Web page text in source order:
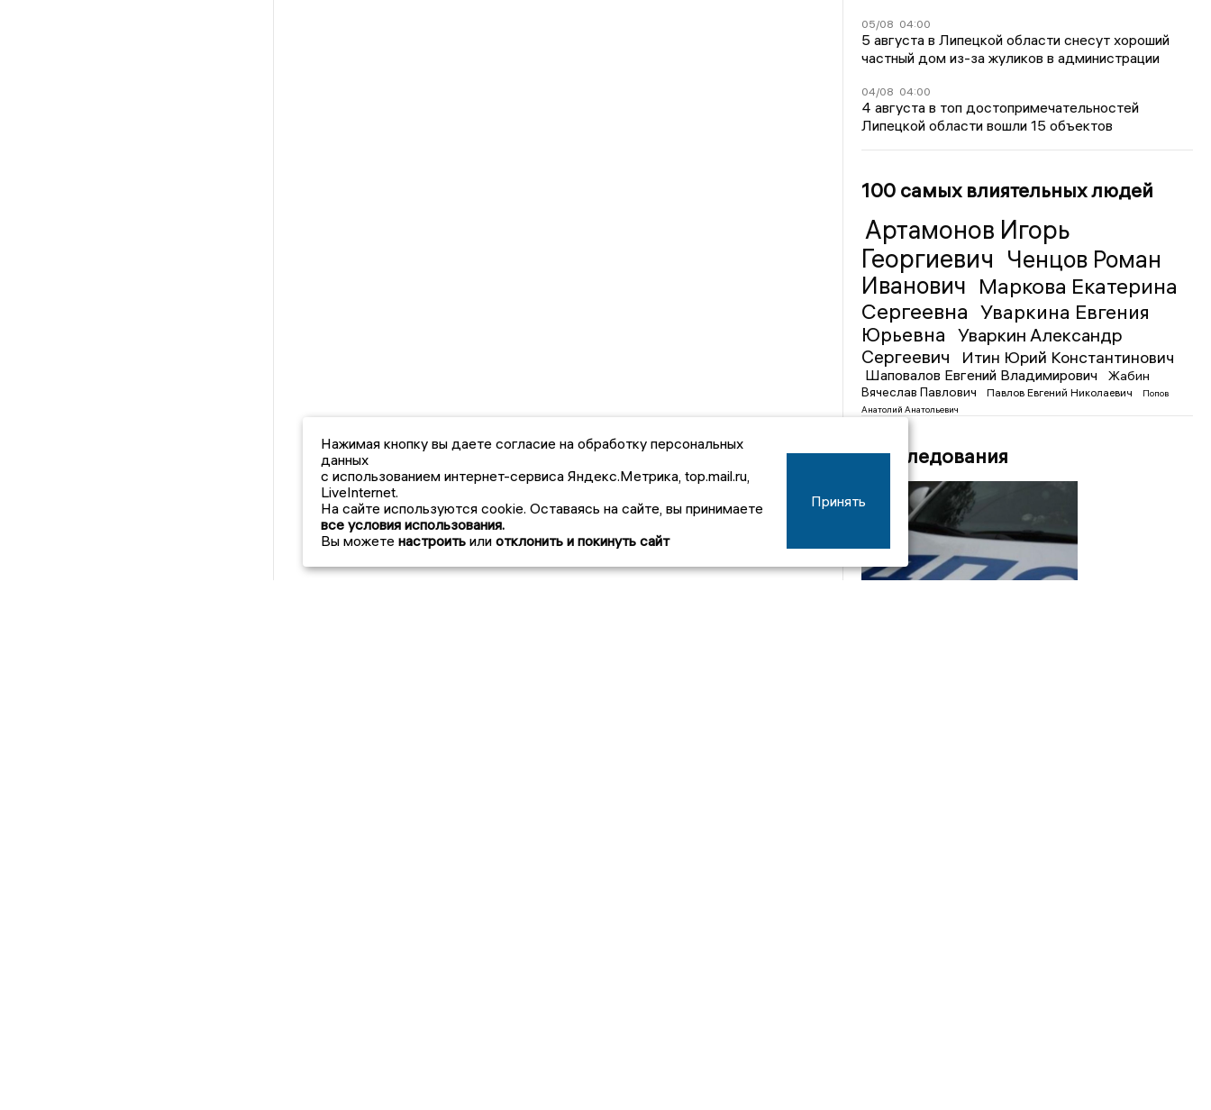
05/08 04:00
5 августа в Липецкой области снесут хороший
частный дом из-за жуликов в администрации
04/08 04:00
4 августа в топ достопримечательностей
Липецкой области вошли 15 объектов
100 самых влиятельных людей
Артамонов Игорь
Георгиевич Ченцов Роман
Иванович Маркова Екатерина
Сергеевна Уваркина Евгения
Юрьевна
Уваркин Александр
Сергеевич
Итин Юрий Константинович
Шаповалов Евгений Владимирович
Жабин
Вячеслав Павлович
Павлов Евгений Николаевич
Попов
Анатолий Анатольевич
Расследования
Нажимая кнопку вы даете согласие на обработку персональных
данных
с использованием интернет-сервиса Яндекс.Метрика, top.mail.ru,
LiveInternet.
На сайте используются cookie. Оставаясь на сайте, вы принимаете
все условия использования.
Вы можете настроить или отклонить и покинуть сайт
Принять